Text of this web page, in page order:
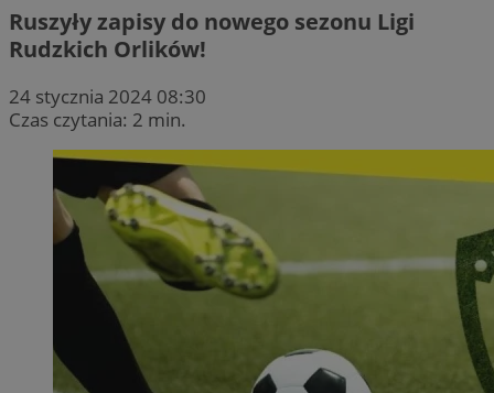
Ruszyły zapisy do nowego sezonu Ligi
Rudzkich Orlików!
24 stycznia 2024 08:30
Czas czytania: 2 min.